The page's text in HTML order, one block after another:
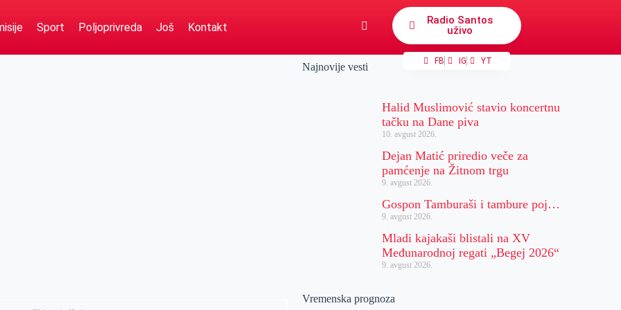
Sport Poljoprivreda Još Kontakt
Radio Santos
uživo
FB IG YT
Najnovije vesti
Halid Muslimović stavio koncertnu
tačku na Dane piva
10. avgust 2026.
Dejan Matić priredio veče za
pamćenje na Žitnom trgu
9. avgust 2026.
Gospon Tamburaši i tambure poj…
9. avgust 2026.
Mladi kajakaši blistali na XV
Međunarodnoj regati „Begej 2026“
9. avgust 2026.
Vremenska prognoza